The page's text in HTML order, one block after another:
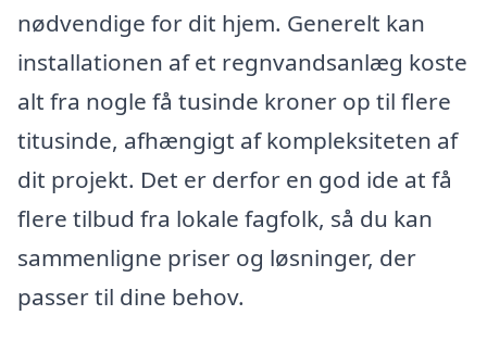
nødvendige for dit hjem. Generelt kan
installationen af et regnvandsanlæg koste
alt fra nogle få tusinde kroner op til flere
titusinde, afhængigt af kompleksiteten af
dit projekt. Det er derfor en god ide at få
flere tilbud fra lokale fagfolk, så du kan
sammenligne priser og løsninger, der
passer til dine behov.